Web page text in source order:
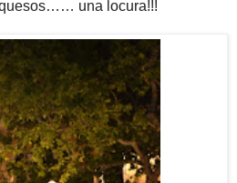
una locura!!!